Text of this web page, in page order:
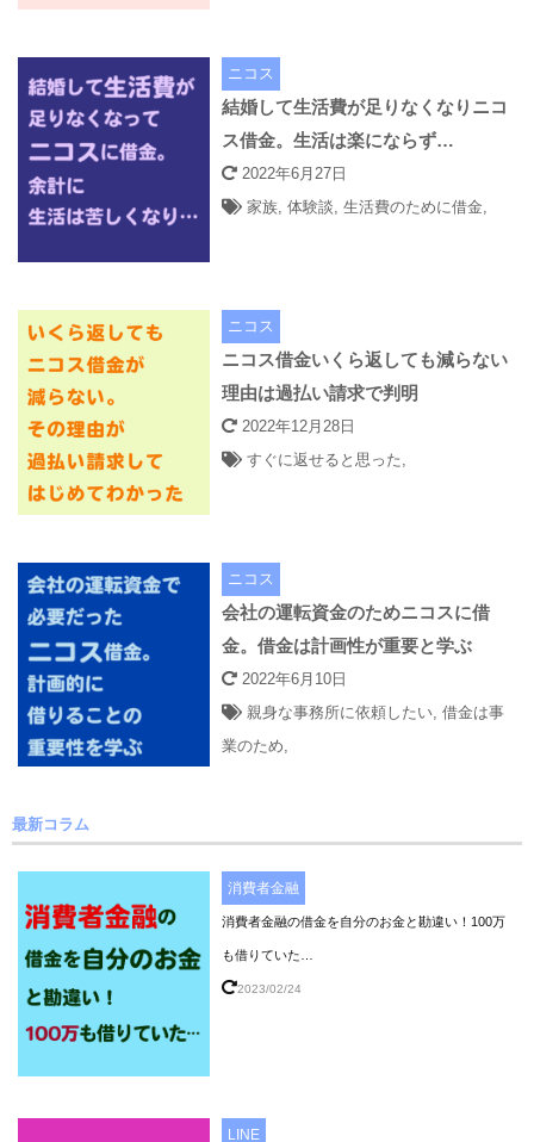
ニコス
結婚して生活費が足りなくなりニコ
ス借金。生活は楽にならず…
2022年6月27日
家族,体験談,生活費のために借金,
ニコス
ニコス借金いくら返しても減らない
理由は過払い請求で判明
2022年12月28日
すぐに返せると思った
ニコス
会社の運転資金のためニコスに借
金。借金は計画性が重要と学ぶ
2022年6月10日
親身な事務所に依頼したい ,借金は事
業のため
最新コラム
消費者金融
消費者金融の借金を自分のお金と勘違い！100万
も借りていた…
2023/02/24
LINE